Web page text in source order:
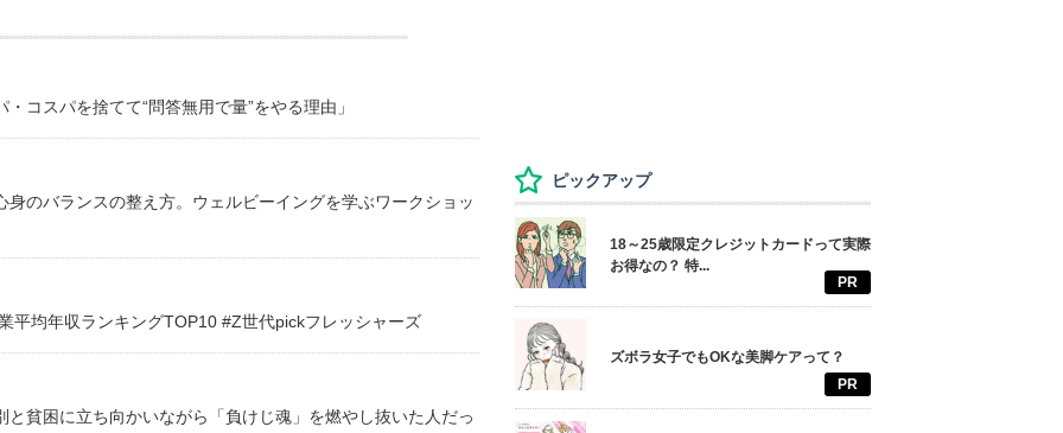
スパを捨てて“問答無用で量”をやる理由」
のバランスの整え方。ウェルビーイングを学ぶワークショッ
平均年収ランキングTOP10 #Z世代pickフレッシャーズ
貧困に立ち向かいながら「負けじ魂」を燃やし抜いた人だっ
ピックアップ
18～25歳限定クレジットカードって実際
お得なの？ 特...
PR
ズボラ女子でもOKな美脚ケアって？
PR